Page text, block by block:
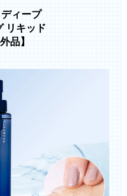
ィープ
リキッド
品】